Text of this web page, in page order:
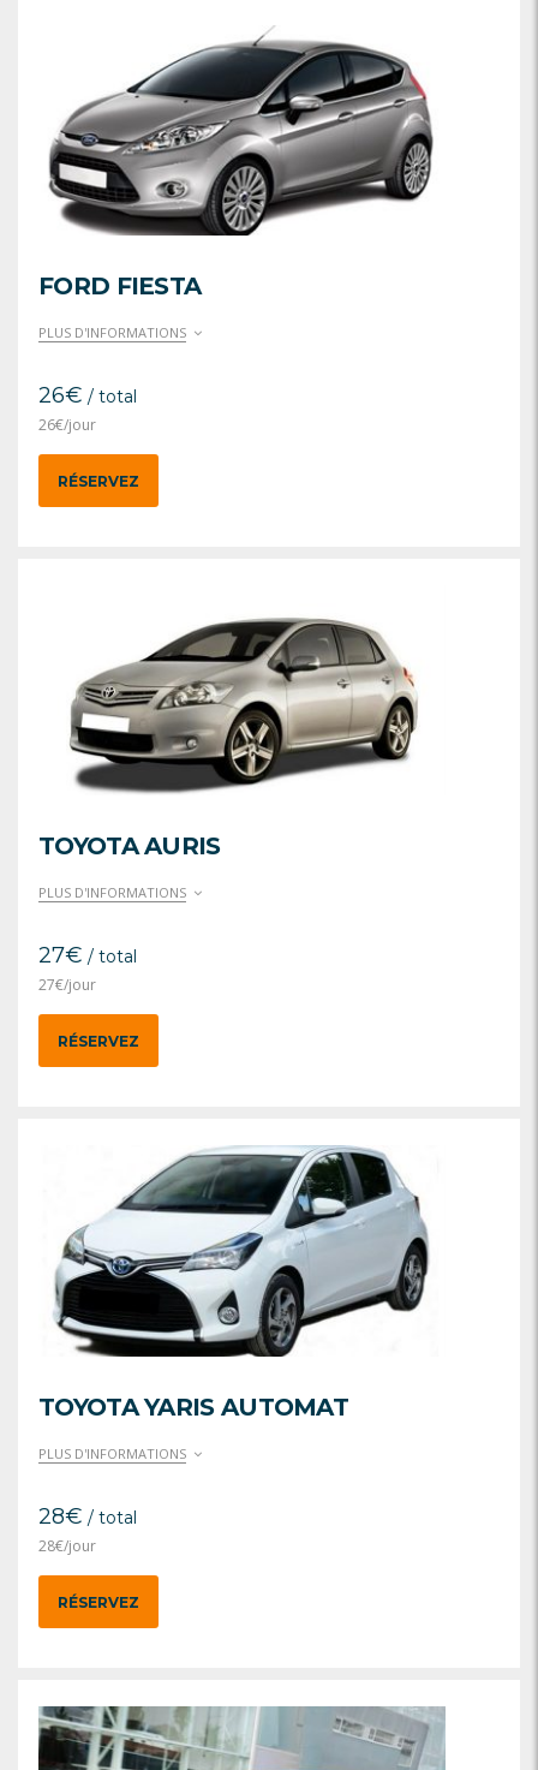
FORD FIESTA
PLUS D'INFORMATIONS
26€ / total
26€/jour
RÉSERVEZ
TOYOTA AURIS
PLUS D'INFORMATIONS
27€ / total
27€/jour
RÉSERVEZ
TOYOTA YARIS AUTOMAT
PLUS D'INFORMATIONS
28€ / total
28€/jour
RÉSERVEZ